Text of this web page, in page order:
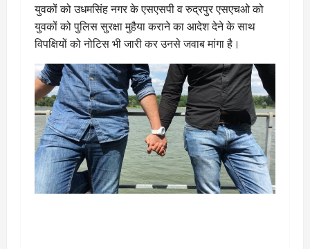
युवकों को उधमसिंह नगर के एसएसपी व रुद्रपुर एसएचओ को
युवकों को पुलिस सुरक्षा मुहैया कराने का आदेश देने के साथ
विपक्षियों को नोटिस भी जारी कर उनसे जवाब मांगा है।